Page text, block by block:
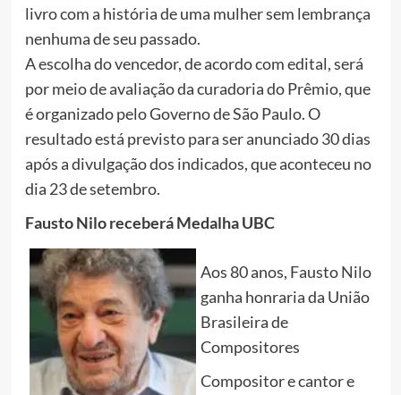
livro com a história de uma mulher sem lembrança
nenhuma de seu passado.
A escolha do vencedor, de acordo com edital, será
por meio de avaliação da curadoria do Prêmio, que
é organizado pelo Governo de São Paulo. O
resultado está previsto para ser anunciado 30 dias
após a divulgação dos indicados, que aconteceu no
dia 23 de setembro.
Fausto Nilo receberá Medalha UBC
Aos 80 anos, Fausto Nilo
ganha honraria da União
Brasileira de
Compositores
Compositor e cantor e